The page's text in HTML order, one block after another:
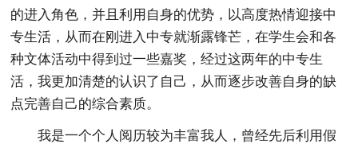
的进入角色，并且利用自身的优势，以高度热情迎接中
专生活，从而在刚进入中专就渐露锋芒，在学生会和各
种文体活动中得到过一些嘉奖，经过这两年的中专生
活，我更加清楚的认识了自己，从而逐步改善自身的缺
点完善自己的综合素质。
我是一个个人阅历较为丰富我人，曾经先后利用假